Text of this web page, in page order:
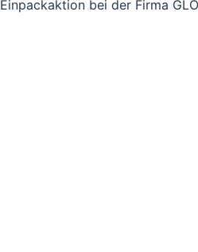
Einpackaktion bei der Firma